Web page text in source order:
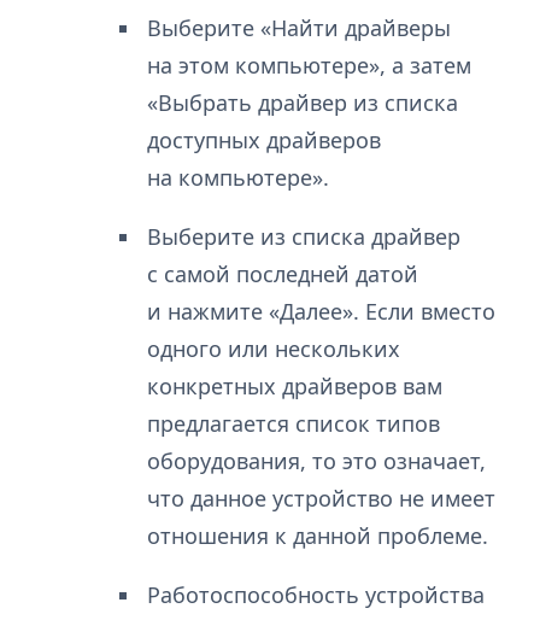
Выберите «Найти драйверы
на этом компьютере», а затем
«Выбрать драйвер из списка
доступных драйверов
на компьютере».
Выберите из списка драйвер
с самой последней датой
и нажмите «Далее». Если вместо
одного или нескольких
конкретных драйверов вам
предлагается список типов
оборудования, то это означает,
что данное устройство не имеет
отношения к данной проблеме.
Работоспособность устройства